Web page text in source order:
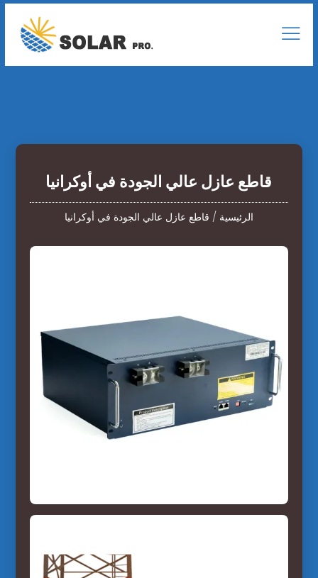
قاطع عازل عالي الجودة في أوكرانيا
الرئيسية / قاطع عازل عالي الجودة في أوكرانيا